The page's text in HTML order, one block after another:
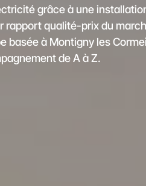
grâce à une
rapport qualité-prix du
basée à Montigny les
de A à Z.